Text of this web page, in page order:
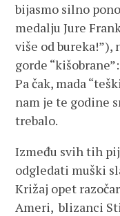
bijasmo silno
medalju Jure
više od bureka!”),
gorde
Pa čak, mada
nam je te godine
trebalo.
Između svih tih
odgledati muški
Križaj opet
Ameri, blizanci